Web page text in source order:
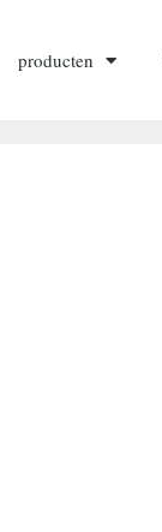
producten